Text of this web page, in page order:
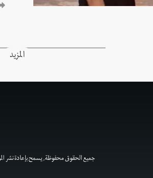
المزيد
جميع الحقوق محفوظة, يسمح بإعادة نشر